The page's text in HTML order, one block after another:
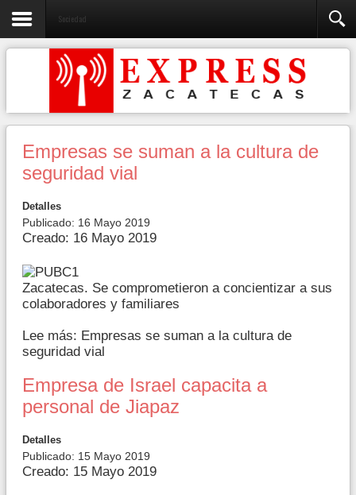
Sociedad
Empresas se suman a la cultura de
seguridad vial
Detalles
Publicado: 16 Mayo 2019
Creado: 16 Mayo 2019
Zacatecas. Se comprometieron a concientizar a sus
colaboradores y familiares
Lee más: Empresas se suman a la cultura de
seguridad vial
Empresa de Israel capacita a
personal de Jiapaz
Detalles
Publicado: 15 Mayo 2019
Creado: 15 Mayo 2019